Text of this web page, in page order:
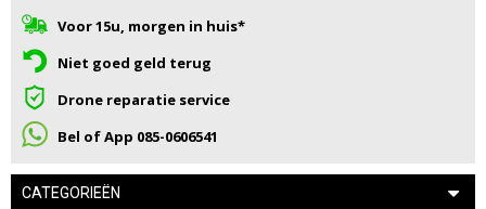
Voor 15u, morgen in huis*
Niet goed geld terug
Drone reparatie service
Bel of App 085-0606541
CATEGORIEËN